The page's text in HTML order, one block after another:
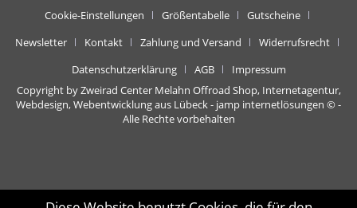
Cookie-Einstellungen
Größentabelle
Gutscheine
Newsletter
Kontakt Zahlung und Versand
Widerrufsrecht
Datenschutzerklärung
AGB
Impressum
Copyright by Zweirad Center Melahn Offroad Shop, Internetagentur,
Webdesign, Webentwicklung aus Lübeck - jamp internetlösungen © -
Alle Rechte vorbehalten